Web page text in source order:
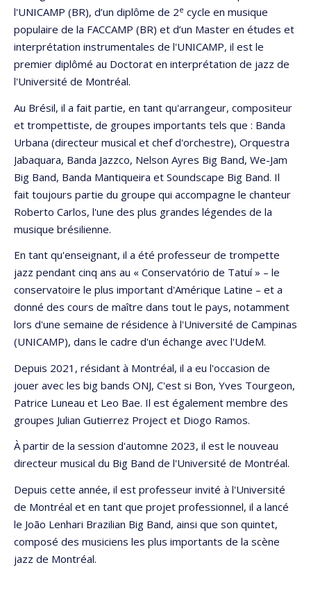
l'UNICAMP (BR), d’un diplôme de 2e cycle en musique
populaire de la FACCAMP (BR) et d’un Master en études et
interprétation instrumentales de l'UNICAMP, il est le
premier diplômé au Doctorat en interprétation de jazz de
l'Université de Montréal.
Au Brésil, il a fait partie, en tant qu'arrangeur, compositeur
et trompettiste, de groupes importants tels que : Banda
Urbana (directeur musical et chef d'orchestre), Orquestra
Jabaquara, Banda Jazzco, Nelson Ayres Big Band, We-Jam
Big Band, Banda Mantiqueira et Soundscape Big Band. Il
fait toujours partie du groupe qui accompagne le chanteur
Roberto Carlos, l'une des plus grandes légendes de la
musique brésilienne.
En tant qu'enseignant, il a été professeur de trompette
jazz pendant cinq ans au « Conservatório de Tatuí » – le
conservatoire le plus important d'Amérique Latine – et a
donné des cours de maître dans tout le pays, notamment
lors d'une semaine de résidence à l'Université de Campinas
(UNICAMP), dans le cadre d'un échange avec l'UdeM.
Depuis 2021, résidant à Montréal, il a eu l'occasion de
jouer avec les big bands ONJ, C'est si Bon, Yves Tourgeon,
Patrice Luneau et Leo Bae. Il est également membre des
groupes Julian Gutierrez Project et Diogo Ramos.
À partir de la session d'automne 2023, il est le nouveau
directeur musical du Big Band de l'Université de Montréal.
Depuis cette année, il est professeur invité à l'Université
de Montréal et en tant que projet professionnel, il a lancé
le João Lenhari Brazilian Big Band, ainsi que son quintet,
composé des musiciens les plus importants de la scène
jazz de Montréal.